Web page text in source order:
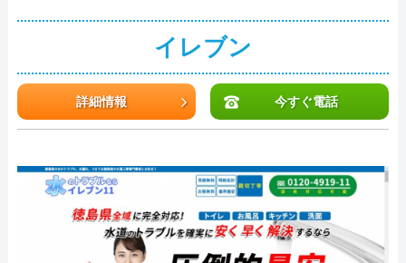
イレブン
詳細情報 今すぐ電話